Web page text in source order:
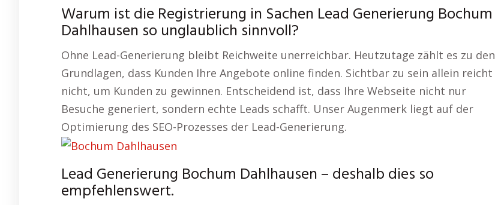
Warum ist die Registrierung in Sachen Lead Generierung Bochum
Dahlhausen so unglaublich sinnvoll?
Ohne Lead-Generierung bleibt Reichweite unerreichbar. Heutzutage zählt es zu den
Grundlagen, dass Kunden Ihre Angebote online finden. Sichtbar zu sein allein reicht
nicht, um Kunden zu gewinnen. Entscheidend ist, dass Ihre Webseite nicht nur
Besuche generiert, sondern echte Leads schafft. Unser Augenmerk liegt auf der
Optimierung des SEO-Prozesses der Lead-Generierung.
Lead Generierung Bochum Dahlhausen – deshalb dies so
empfehlenswert.